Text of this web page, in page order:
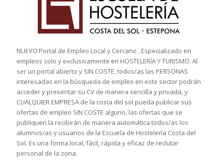
NUEVO Portal de Empleo Local y Cercano , Especializado en
empleos solo y exclusivamente en HOSTELERÍA Y TURISMO. Al
ser un portal abierto y SIN COSTE, todos/as las PERSONAS
interesadas en la búsqueda de empleo en este sector podrán
acceder y presentar su CV de manera sencilla y privada, y
CUALQUIER EMPRESA de la costa del sol pueda publicar sus
ofertas de empleo SIN COSTE alguno, las ofertas que se
publiquen la recibirán de manera automática todos/as los
alumnos/as y usuarios de la Escuela de Hostelería Costa del
Sol. Es una forma local, fácil, rápida y eficaz de reclutar
personal de la zona.